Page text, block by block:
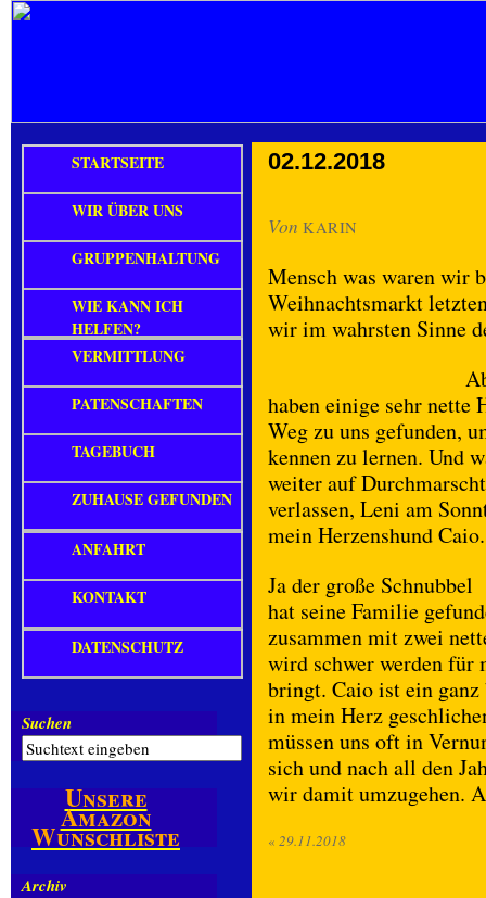
02.12.2018
Von KARIN
Mensch was waren wir
Weihnachtsmarkt
wir im wahrsten Sinne
haben einige sehr nette
Weg zu uns gefunden,
kennen zu lernen. Und
weiter auf
verlassen, Leni am
mein Herzenshund Caio.
Ja der große Schnubbel
hat seine Familie
zusammen mit zwei
wird schwer werden für
bringt. Caio ist ein ganz
in mein Herz
müssen uns oft in
sich und nach all den
wir damit umzugehen.
« 29.11.2018
STARTSEITE
WIR ÜBER UNS
GRUPPENHALTUNG
WIE KANN ICH
HELFEN?
VERMITTLUNG
PATENSCHAFTEN
TAGEBUCH
ZUHAUSE GEFUNDEN
ANFAHRT
KONTAKT
DATENSCHUTZ
Suchen
Unsere
Amazon
Wunschliste
Archiv